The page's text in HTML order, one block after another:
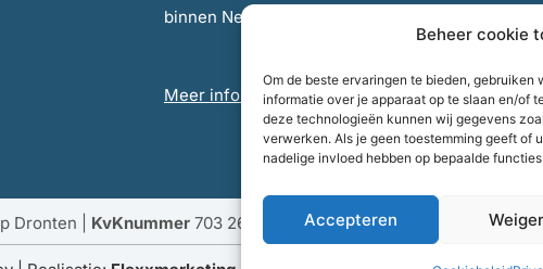
Beheer cookie
Om de beste ervaringen te bieden,
informatie over je apparaat op te slaan en/of
deze technologieën kunnen wij gegevens
verwerken. Als je geen toestemming geeft of
nadelige invloed hebben op bepaalde
Accepteren
binnen Nederland en België.
Meer informatie over verzendkosten en
Dronten | KvKnummer 703 267 54 | Fiscaalnummer 858264237
F I